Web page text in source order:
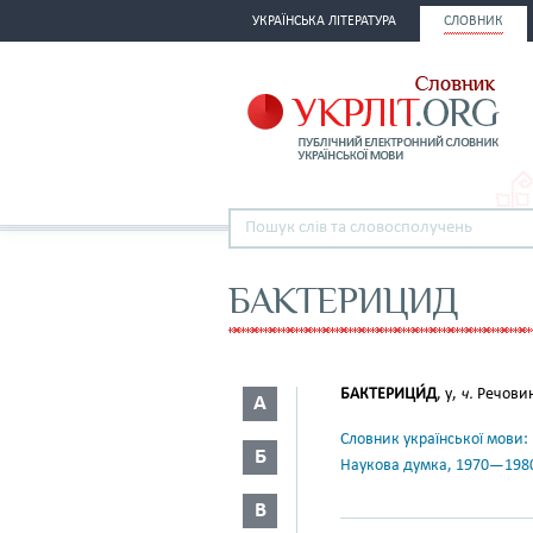
УКРАЇНСЬКА ЛІТЕРАТУРА СЛОВНИК
БАКТЕРИЦИД
А
Б
В
БАКТЕРИЦИ́Д, у, ч.
Словник української
Наукова думка,